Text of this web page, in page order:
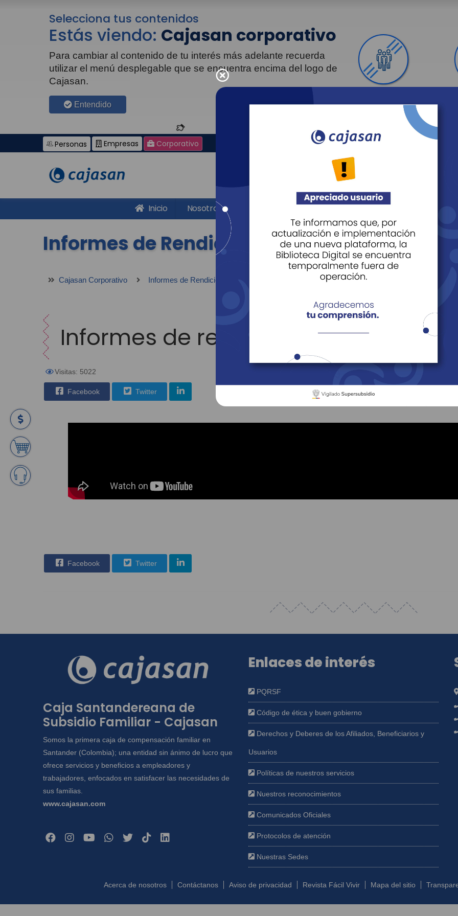
Selecciona tus contenidos
Estás viendo: Cajasan corporativo
Para cambiar al contenido de tu interés más adelante recuerda
utilizar el menú desplegable que se encuentra encima del logo de
Cajasan.
Entendido
Personas Empresas Corporativo Revista Fácil Vivir
Agéndate
Inicio Nosotros Transparencia Sostenibilidad
Informes de Rendición de Cuentas
Cajasan Corporativo Informes de Rendición de Cuentas Informes de rendición de cuentas - 2021
Informes de rendición de cuentas -
Visitas: 5022
Facebook Twitter
Facebook Twitter
Caja Santandereana de
Subsidio Familiar - Cajasan
Somos la primera caja de compensación familiar en
Santander (Colombia); una entidad sin ánimo de lucro que
ofrece servicios y beneficios a empleadores y
trabajadores, enfocados en satisfacer las necesidades de
sus familias.
www.cajasan.com
Enlaces de interés
PQRSF
Código de ética y buen gobierno
Derechos y Deberes de los Afiliados, Beneficiarios y
Usuarios
Políticas de nuestros servicios
Nuestros reconocimientos
Comunicados Oficiales
Protocolos de atención
Nuestras Sedes
Acerca de nosotros Contáctanos Aviso de privacidad Revista Fácil Vivir Mapa del sitio